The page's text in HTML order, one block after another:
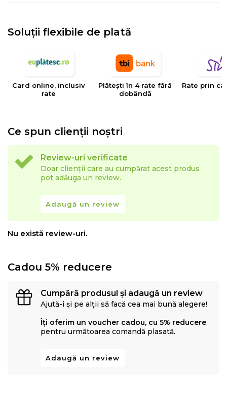
Soluții flexibile de plată
Card online, inclusiv
rate
Plătești în 4 rate fără
dobândă
Rate prin
Ce spun clienții noștri
Review-uri verificate
Doar clienții care au cumpărat acest produs
pot adăuga un review.
Adaugă un review
Nu există review-uri.
Cadou 5% reducere
Cumpără produsul și adaugă un review
Ajută-i și pe alții să facă cea mai bună alegere!
Îți oferim un voucher cadou, cu 5% reducere
pentru următoarea comandă plasată.
Adaugă un review